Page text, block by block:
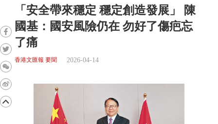
「安全帶來穩定 穩定創造發展」 陳
國基：國安風險仍在 勿好了傷疤忘
了痛
香港文匯報 要聞 2026-04-14